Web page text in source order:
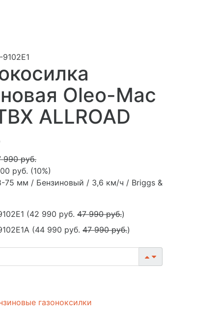
Oleo-Mac
ALLROAD
990 руб.
руб. (10%)
75 мм / Бензиновый / 3,6 км/ч / Briggs &
(42 990 руб. 47 990 руб.)
(44 990 руб. 47 990 руб.)
газоноксилки